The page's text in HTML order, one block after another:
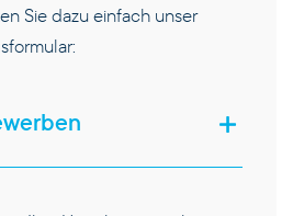
Sie dazu einfach unser